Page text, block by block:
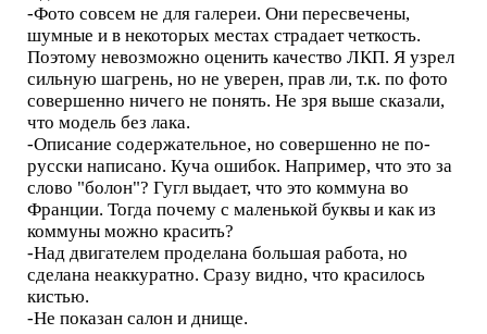
-Фото совсем не для галереи. Они пересвечены,
шумные и в некоторых местах страдает четкость.
Поэтому невозможно оценить качество ЛКП. Я узрел
сильную шагрень, но не уверен, прав ли, т.к. по фото
совершенно ничего не понять. Не зря выше сказали,
что модель без лака.
-Описание содержательное, но совершенно не по-
русски написано. Куча ошибок. Например, что это за
слово "болон"? Гугл выдает, что это коммуна во
Франции. Тогда почему с маленькой буквы и как из
коммуны можно красить?
-Над двигателем проделана большая работа, но
сделана неаккуратно. Сразу видно, что красилось
кистью.
-Не показан салон и днище.